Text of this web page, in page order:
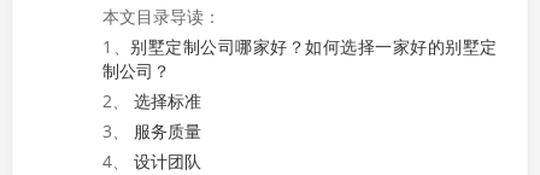
本文目录导读：
1、 别墅定制公司哪家好？如何选择一家好的别墅定
制公司？
2、
选择标准
3、
服务质量
4、
设计团队